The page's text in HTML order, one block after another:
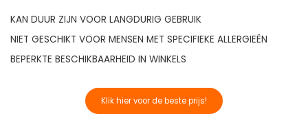
KAN DUUR ZIJN VOOR LANGDURIG GEBRUIK
NIET GESCHIKT VOOR MENSEN MET SPECIFIEKE ALLERGIEËN
BEPERKTE BESCHIKBAARHEID IN WINKELS
Klik hier voor de beste prijs!